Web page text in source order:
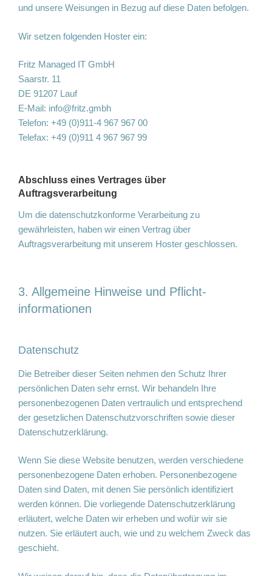
und unsere Weisungen in Bezug auf diese Daten befolgen.
Wir setzen folgenden Hoster ein:
Fritz Managed IT GmbH
Saarstr. 11
DE 91207 Lauf
E-Mail: info@fritz.gmbh
Telefon: +49 (0)911-4 967 967 00
Telefax: +49 (0)911 4 967 967 99
Abschluss eines Vertrages über
Auftragsverarbeitung
Um die datenschutzkonforme Verarbeitung zu
gewährleisten, haben wir einen Vertrag über
Auftragsverarbeitung mit unserem Hoster geschlossen.
3. Allgemeine Hinweise und Pflicht­
informationen
Datenschutz
Die Betreiber dieser Seiten nehmen den Schutz Ihrer
persönlichen Daten sehr ernst. Wir behandeln Ihre
personenbezogenen Daten vertraulich und entsprechend
der gesetzlichen Datenschutzvorschriften sowie dieser
Datenschutzerklärung.
Wenn Sie diese Website benutzen, werden verschiedene
personenbezogene Daten erhoben. Personenbezogene
Daten sind Daten, mit denen Sie persönlich identifiziert
werden können. Die vorliegende Datenschutzerklärung
erläutert, welche Daten wir erheben und wofür wir sie
nutzen. Sie erläutert auch, wie und zu welchem Zweck das
geschieht.